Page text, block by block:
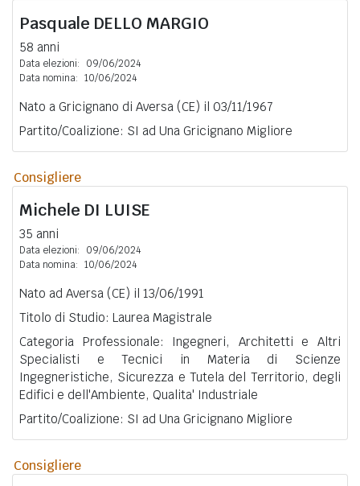
Pasquale DELLO MARGIO
58 anni
Data elezioni:
09/06/2024
Data nomina: 10/06/2024
Nato a Gricignano di Aversa (CE) il 03/11/1967
Partito/Coalizione: SI ad Una Gricignano Migliore
Consigliere
Michele DI LUISE
35 anni
Data elezioni:
09/06/2024
Data nomina: 10/06/2024
Nato ad Aversa (CE) il 13/06/1991
Titolo di Studio: Laurea Magistrale
Categoria Professionale: Ingegneri, Architetti e Altri
Specialisti e Tecnici in Materia di Scienze
Ingegneristiche, Sicurezza e Tutela del Territorio, degli
Edifici e dell'Ambiente, Qualita' Industriale
Partito/Coalizione: SI ad Una Gricignano Migliore
Consigliere